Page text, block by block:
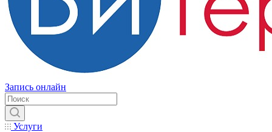
Запись онлайн
Услуги